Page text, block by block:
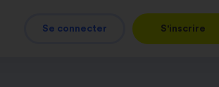
Se connecter S'inscrire